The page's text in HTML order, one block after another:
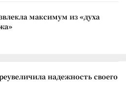
максимум из «духа
надежность своего